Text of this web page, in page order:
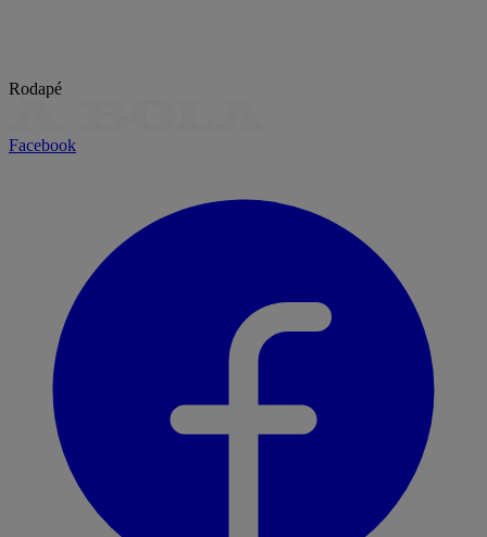
Rodapé
Facebook